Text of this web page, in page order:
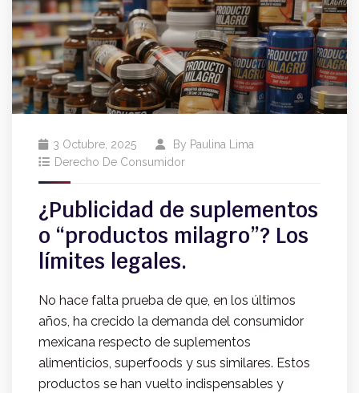
3 Octubre, 2025 By Paulina Lima
Derecho De Consumidor
¿Publicidad de suplementos
o “productos milagro”? Los
límites legales.
No hace falta prueba de que, en los últimos
años, ha crecido la demanda del consumidor
mexicana respecto de suplementos
alimenticios, superfoods y sus similares. Estos
productos se han vuelto indispensables y